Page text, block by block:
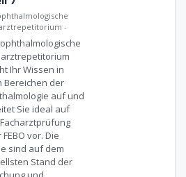
-
Ihr Wissen in
Bereichen der
auf und
Sie ideal auf
vor. Die
sind auf dem
Stand der